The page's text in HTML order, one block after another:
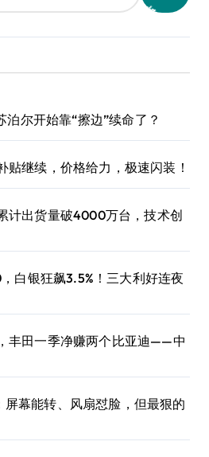
泊尔开始靠“擦边”续命了？
贴继续，价格给力，极速闪装！
计出货量破4000万台，技术创
白银狂飙3.5%！三大利好连夜
丰田一季净赚两个比亚迪——中
幕能转、风扇怼脸，但最狠的